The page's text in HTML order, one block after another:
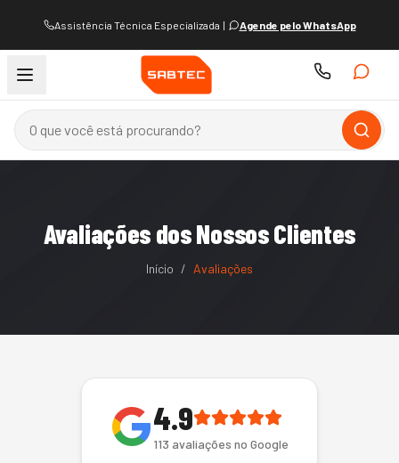
Assistência Técnica Especializada | Agende pelo WhatsApp
Avaliações dos Nossos Clientes
Início / Avaliações
4.9
113 avaliações no Google